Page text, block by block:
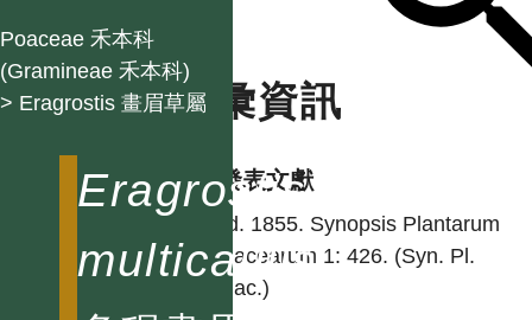
Poaceae 禾本科
(Gramineae 禾本科)
> Eragrostis 畫眉草屬
Eragrostis
multicaulis
名彙資訊
學名發表文獻
Steud. 1855. Synopsis Plantarum
Glumacearum 1: 426. (Syn. Pl.
Glumac.)